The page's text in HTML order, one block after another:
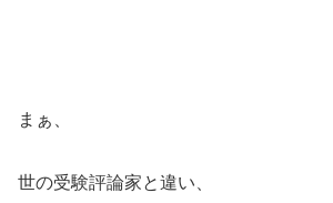
まぁ、
世の受験評論家と違い、